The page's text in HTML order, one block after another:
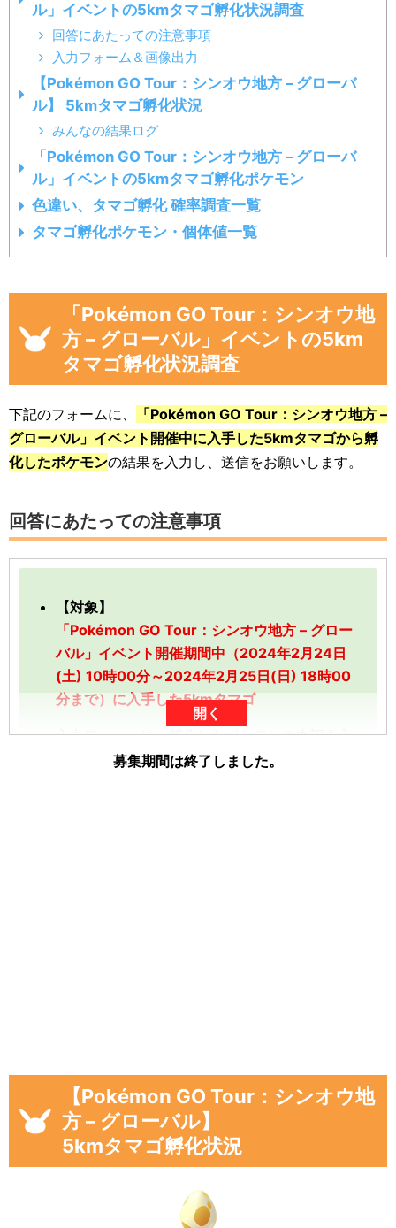
ル」イベントの5kmタマゴ孵化状況調査
回答にあたっての注意事項
入力フォーム＆画像出力
【Pokémon GO Tour：シンオウ地方 – グローバ
ル】 5kmタマゴ孵化状況
みんなの結果ログ
「Pokémon GO Tour：シンオウ地方 – グローバ
ル」イベントの5kmタマゴ孵化ポケモン
色違い、タマゴ孵化 確率調査一覧
タマゴ孵化ポケモン・個体値一覧
「Pokémon GO Tour：シンオウ地
方 – グローバル」イベントの5km
タマゴ孵化状況調査
下記のフォームに、
「Pokémon GO Tour：シンオウ地方 –
グローバル」イベント開催中に入手した5kmタマゴから孵
化したポケモンの結果を入力し、送信をお願いします。
回答にあたっての注意事項
【対象】
「Pokémon GO Tour：シンオウ地方 – グロー
バル」イベント開催期間中（2024年2月24日
(土) 10時00分～2024年2月25日(日) 18時00
分まで）に入手した5kmタマゴ
入力フォームに、孵化したポケモンの内訳を入
力してください。
入力いただいた孵化状況、「フリーコメント」
の内容は、フォームの下のログに公開されま
す。
開く
入力フォーム＆画像出力
募集期間は終了しました。
【Pokémon GO Tour：シンオウ地
方 – グローバル】
5kmタマゴ孵化状況